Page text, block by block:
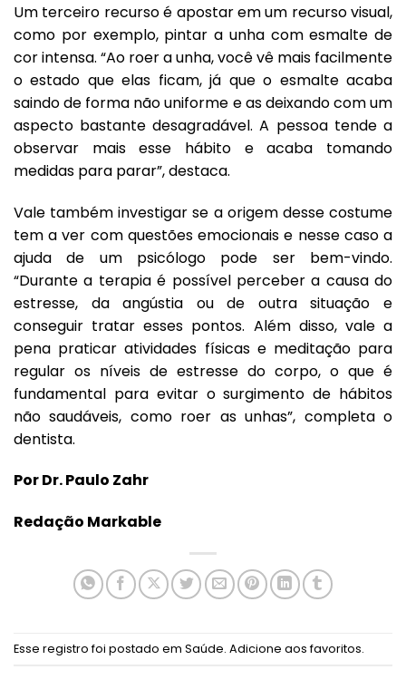
Um terceiro recurso é apostar em um recurso visual,
como por exemplo, pintar a unha com esmalte de
cor intensa. “Ao roer a unha, você vê mais facilmente
o estado que elas ficam, já que o esmalte acaba
saindo de forma não uniforme e as deixando com um
aspecto bastante desagradável. A pessoa tende a
observar mais esse hábito e acaba tomando
medidas para parar”, destaca.
Vale também investigar se a origem desse costume
tem a ver com questões emocionais e nesse caso a
ajuda de um psicólogo pode ser bem-vindo.
“Durante a terapia é possível perceber a causa do
estresse, da angústia ou de outra situação e
conseguir tratar esses pontos. Além disso, vale a
pena praticar atividades físicas e meditação para
regular os níveis de estresse do corpo, o que é
fundamental para evitar o surgimento de hábitos
não saudáveis, como roer as unhas”, completa o
dentista.
Por Dr. Paulo Zahr
Redação Markable
Esse registro foi postado em Saúde. Adicione aos favoritos.